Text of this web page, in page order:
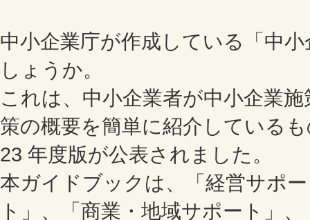
中小企業庁が作成している「中
しょうか。
これは、中小企業者が中小企業
策の概要を簡単に紹介している
23 年度版が公表されました。
本ガイドブックは、「経営サポ
ト」、「商業・地域サポート」